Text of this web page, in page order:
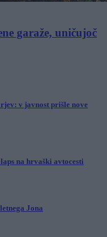
garaže, uničujoč
v javnost prišle nove
na hrvaški avtocesti
Jona